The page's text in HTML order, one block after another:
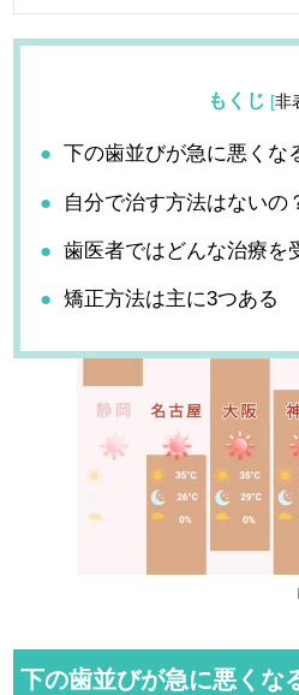
もくじ [非
下の歯並びが急に悪くな
自分で治す方法はないの
歯医者ではどんな治療を
矯正方法は主に3つある
下の歯並びが急に悪くな